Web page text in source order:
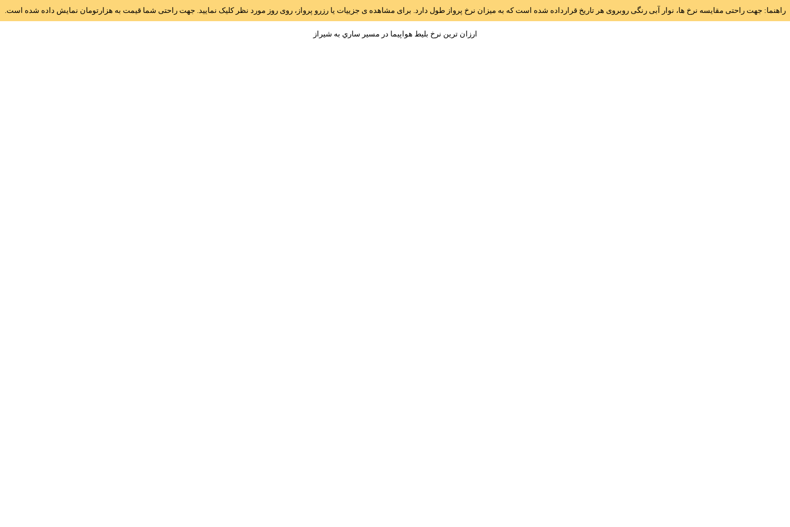
راهنما: جهت راحتی مقایسه نرخ ها، نوار آبی رنگی روبروی هر تاریخ قرارداده شده است که به میزان نرخ پرواز طول دارد. برای مشاهده ی جزییات یا رزرو پرواز، روی روز مورد نظر کلیک نمایید. جهت راحتی شما قیمت به هزارتومان نمایش داده شده است.
ارزان ترین نرخ بلیط هواپیما در مسیر ساري به شيراز